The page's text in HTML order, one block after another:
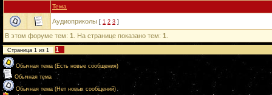
Тема
Аудиоприколы [ 1 2 3 ]
В этом форуме тем: 1 . На странице показано тем: 1
Страница 1 из 1 1
Обычная тема (Есть новые сообщения)
Обычная тема
Обычная тема (Нет новых сообщений)